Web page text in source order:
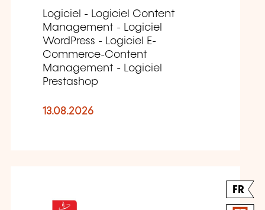
Logiciel - Logiciel Content
Management - Logiciel
WordPress - Logiciel E-
Commerce-Content
Management - Logiciel
Prestashop
13.08.2026
FR